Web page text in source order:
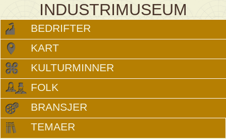
INDUSTRIMUSEUM
BEDRIFTER
KART
KULTURMINNER
FOLK
BRANSJER
TEMAER